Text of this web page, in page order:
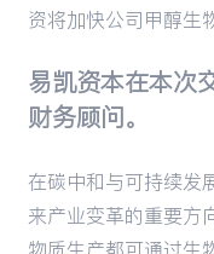
资将加快公司甲醇生
易凯资本在本次
财务顾问。
在碳中和与可持续发
来产业变革的重要方